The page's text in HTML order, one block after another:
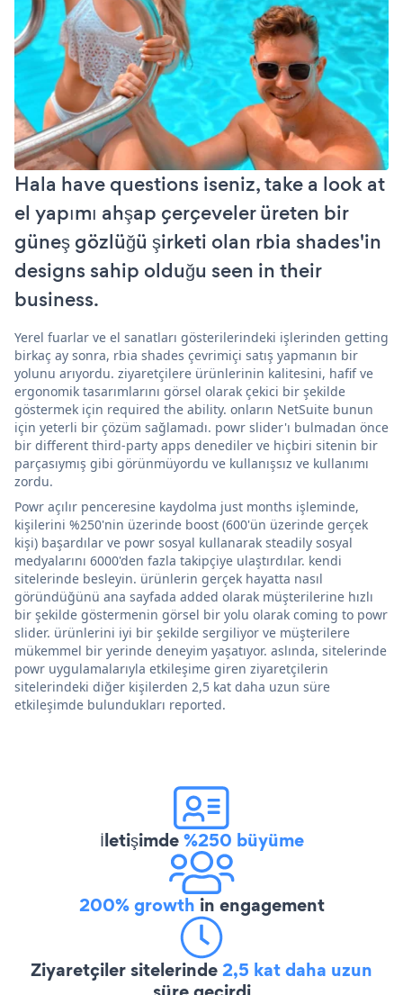
Hala have questions iseniz, take a look at
el yapımı ahşap çerçeveler üreten bir
güneş gözlüğü şirketi olan rbia shades'in
designs sahip olduğu seen in their
business.
Yerel fuarlar ve el sanatları gösterilerindeki işlerinden getting
birkaç ay sonra, rbia shades çevrimiçi satış yapmanın bir
yolunu arıyordu. ziyaretçilere ürünlerinin kalitesini, hafif ve
ergonomik tasarımlarını görsel olarak çekici bir şekilde
göstermek için required the ability. onların NetSuite bunun
için yeterli bir çözüm sağlamadı. powr slider'ı bulmadan önce
bir different third-party apps denediler ve hiçbiri sitenin bir
parçasıymış gibi görünmüyordu ve kullanışsız ve kullanımı
zordu.
Powr açılır penceresine kaydolma just months işleminde,
kişilerini %250'nin üzerinde boost (600'ün üzerinde gerçek
kişi) başardılar ve powr sosyal kullanarak steadily sosyal
medyalarını 6000'den fazla takipçiye ulaştırdılar. kendi
sitelerinde besleyin. ürünlerin gerçek hayatta nasıl
göründüğünü ana sayfada added olarak müşterilerine hızlı
bir şekilde göstermenin görsel bir yolu olarak coming to powr
slider. ürünlerini iyi bir şekilde sergiliyor ve müşterilere
mükemmel bir yerinde deneyim yaşatıyor. aslında, sitelerinde
powr uygulamalarıyla etkileşime giren ziyaretçilerin
sitelerindeki diğer kişilerden 2,5 kat daha uzun süre
etkileşimde bulundukları reported.
İletişimde%250 büyüme
200% growth in engagement
Ziyaretçiler sitelerinde2,5 kat daha uzun